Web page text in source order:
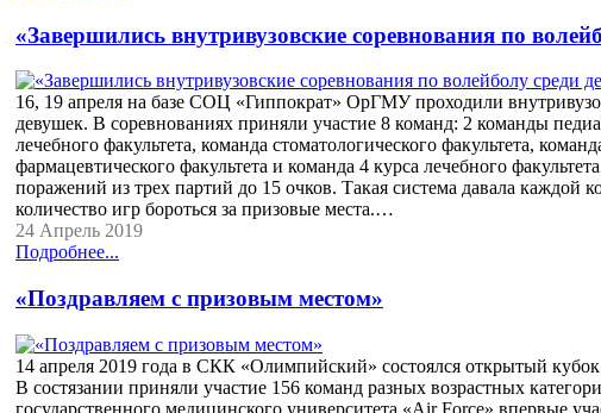
«Завершились внутривузовские соревнования по
16, 19 апреля на базе СОЦ «Гиппократ» ОрГМУ проходили
девушек. В соревнованиях приняли участие 8 команд: 2 команды
лечебного факультета, команда стоматологического факультета,
фармацевтического факультета и команда 4 курса лечебного
поражений из трех партий до 15 очков. Такая система давала каждой
количество игр бороться за призовые места.…
24 Апрель 2019
Подробнее...
«Поздравляем с призовым местом»
14 апреля 2019 года в СКК «Олимпийский» состоялся открытый
В состязании приняли участие 156 команд разных возрастных
государственного медицинского университета «Air Force» впервые